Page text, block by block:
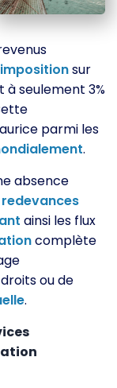
impositionsur
à seulement 3%
parmi les
.
absence
redevances
ainsi les flux
complète
ou de
.